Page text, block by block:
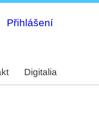
Přihlášení
Digitalia